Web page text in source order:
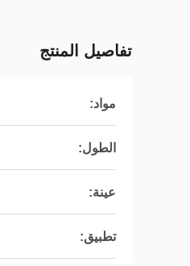
تفاصيل المنتج
مواد:
الطول:
عينة:
تطبيق: